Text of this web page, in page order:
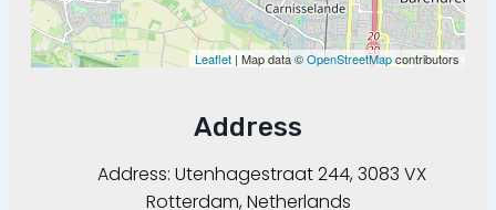
Leaflet | Map data ©OpenStreetMapcontributors
Address
Address: Utenhagestraat 244, 3083 VX
Rotterdam, Netherlands